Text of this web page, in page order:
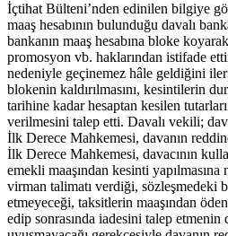
İçtihat Bülteni’nden edinilen bilgiye
maaş hesabının bulunduğu davalı
bankanın maaş hesabına bloke
promosyon vb. haklarından istifade
nedeniyle geçinemez hâle geldiğini
blokenin kaldırılmasını, kesintilerin
tarihine kadar hesaptan kesilen
verilmesini talep etti. Davalı vekili;
İlk Derece Mahkemesi, davanın
İlk Derece Mahkemesi, davacının
emekli maaşından kesinti
virman talimatı verdiği, sözleşmedeki
etmeyeceği, taksitlerin maaşından
edip sonrasında iadesini talep etmenin